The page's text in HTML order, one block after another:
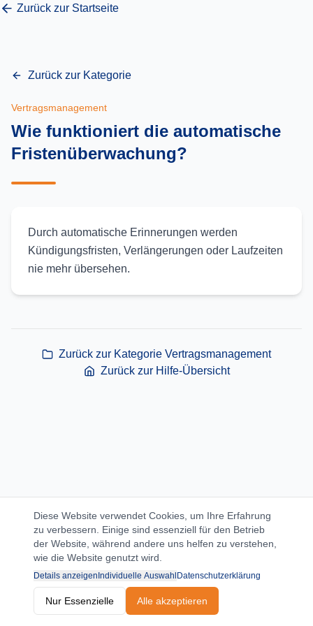
Diese Website verwendet Cookies, um Ihre Erfahrung
zu verbessern. Einige sind essenziell für den Betrieb
der Website, während andere uns helfen zu verstehen,
wie die Website genutzt wird.
Details anzeigen Individuelle Auswahl Datenschutzerklärung
Nur Essenzielle Alle akzeptieren
Zurück zur Startseite
Zurück zur Kategorie
Vertragsmanagement
Wie funktioniert die automatische
Fristenüberwachung?
Durch automatische Erinnerungen werden
Kündigungsfristen, Verlängerungen oder Laufzeiten
nie mehr übersehen.
Zurück zur Kategorie Vertragsmanagement
Zurück zur Hilfe-Übersicht